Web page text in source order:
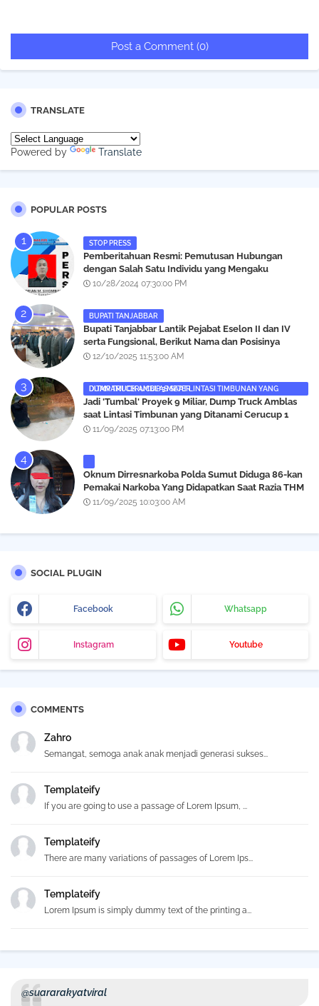
Post a Comment (0)
TRANSLATE
Powered by Translate
POPULAR POSTS
STOP PRESS
Pemberitahuan Resmi: Pemutusan Hubungan
dengan Salah Satu Individu yang Mengaku
Wartawan Analisismedia.com
10/28/2024 07:30:00 PM
BUPATI TANJABBAR
‎Bupati Tanjabbar Lantik Pejabat Eselon II dan IV
serta Fungsional, Berikut Nama dan Posisinya
12/10/2025 11:53:00 AM
DUMP TRUCK AMBLAS SAAT LINTASI TIMBUNAN YANG DITANAMI CERUCUP 3 METER
‎Jadi 'Tumbal' Proyek 9 Miliar, Dump Truck Amblas
saat Lintasi Timbunan yang Ditanami Cerucup 1
Meter
11/09/2025 07:13:00 PM
Oknum Dirresnarkoba Polda Sumut Diduga 86-kan
Pemakai Narkoba Yang Didapatkan Saat Razia THM
Black Owl, Propam Diminta Bertindak
11/09/2025 10:03:00 AM
SOCIAL PLUGIN
Facebook Whatsapp
Instagram Youtube
COMMENTS
Zahro
Semangat, semoga anak anak menjadi generasi sukses...
Templateify
If you are going to use a passage of Lorem Ipsum, ...
Templateify
There are many variations of passages of Lorem Ips...
Templateify
Lorem Ipsum is simply dummy text of the printing a...
@suararakyatviral